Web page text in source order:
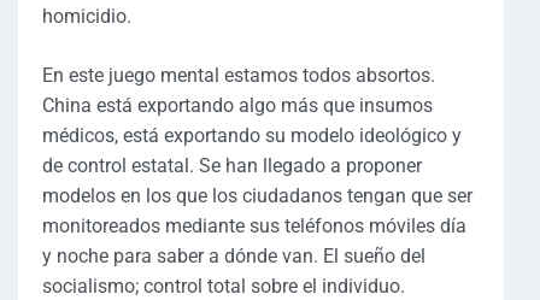
homicidio.
En este juego mental estamos todos absortos.
China está exportando algo más que insumos
médicos, está exportando su modelo ideológico y
de control estatal. Se han llegado a proponer
modelos en los que los ciudadanos tengan que ser
monitoreados mediante sus teléfonos móviles día
y noche para saber a dónde van. El sueño del
socialismo; control total sobre el individuo.